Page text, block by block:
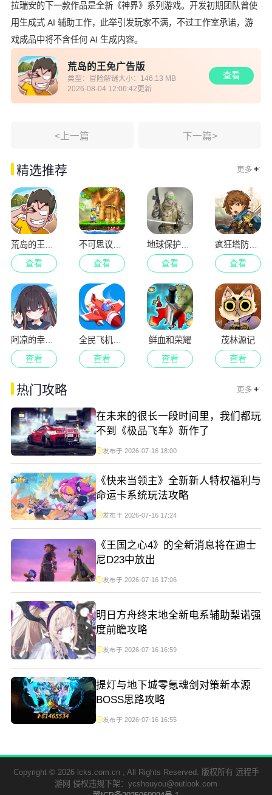
拉瑞安的下一款作品是全新《神界》系列游戏。开发初期团队曾使
用生成式 AI 辅助工作，此举引发玩家不满，不过工作室承诺，游
戏成品中将不含任何 AI 生成内容。
荒岛的王免广告版
类型： 冒险解谜大小： 146.13 MB
2026-08-04 12:06:42更新
查看
<上一篇 下一篇>
精选推荐 更多 +.
查看
查看
地球保护小队
查看
疯狂塔防物语
查看
阿凉的幸运日
查看
全民飞机空战
查看
鲜血和荣耀
查看
茂林源记
查看
热门攻略 更多 +
在未来的很长一段时间里，我们都玩
不到《极品飞车》新作了
发布于 2026-07-16 18:00
《快来当领主》全新新人特权福利与
命运卡系统玩法攻略
发布于 2026-07-16 17:24
《王国之心4》的全新消息将在迪士
尼D23中放出
发布于 2026-07-16 17:06
明日方舟终末地全新电系辅助梨诺强
度前瞻攻略
发布于 2026-07-16 16:59
提灯与地下城零氪魂剑对策新本源
BOSS思路攻略
发布于 2026-07-16 16:55
Copyright © 2026 lcks.com.cn , All Rights Reserved. 版权所有 远程手
游网 侵权违规下架：ycshouyou@outlook.com